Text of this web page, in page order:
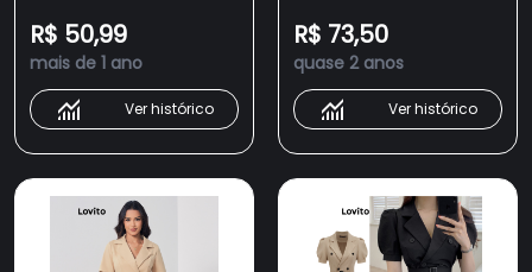
LNE01046 (Preto)
R$ 50,99
mais de 1 ano
Ver histórico
Fenda LNA08056
(Preto)
R$ 73,50
quase 2 anos
Ver histórico